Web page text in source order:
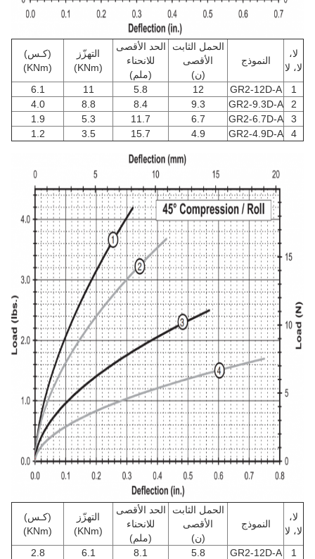
لا،
لا، لا
النموذج
الحمل الثابت
الأقصى
(ن)
الحد الأقصى
للانحناء
(ملم)
التهزّز
(كـس)
GR2-12D-A
12
5.8
11
6.1
2
GR2-9.3D-A
9.3
8.4
8.8
4.0
3
GR2-6.7D-A
6.7
11.7
5.3
1.9
4
GR2-4.9D-A
4.9
15.7
3.5
1.2
لا،
لا، لا
النموذج
الحمل الثابت
الأقصى
(ن)
الحد الأقصى
للانحناء
(ملم)
التهزّز
(كـس)
GR2-12D-A
5.8
8.1
6.1
2.8